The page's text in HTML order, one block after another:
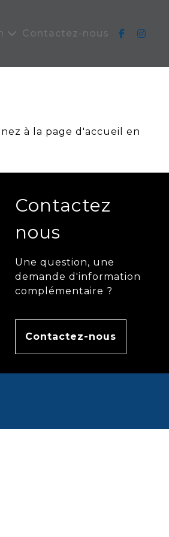
Contactez-nous
à la page d'accueil en
Contactez
nous
Une question, une
demande d'information
complémentaire ?
Contactez-nous